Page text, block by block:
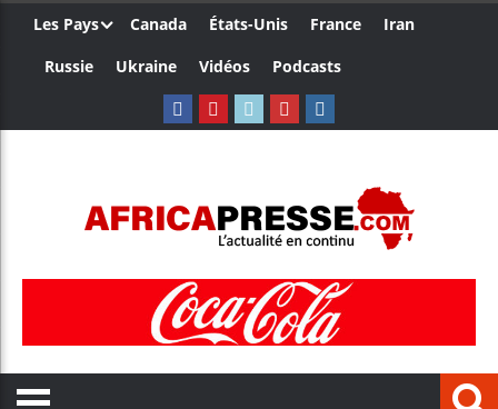
Les Pays Canada États-Unis France
Iran
Russie
Ukraine Vidéos Podcasts